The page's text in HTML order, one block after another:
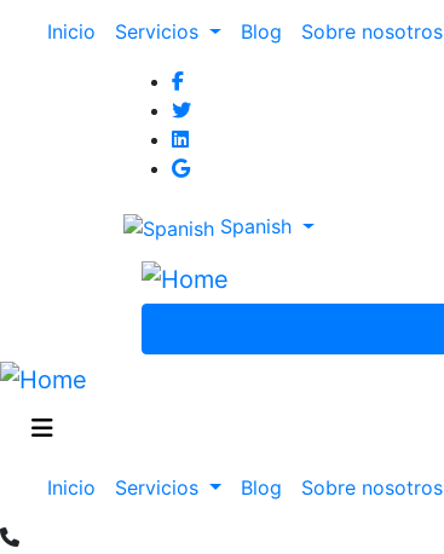
Main
navigation
Inicio Servicios Blog Sobre nosotros
Spanish
Main
Inicio Servicios Blog Sobre nosotros